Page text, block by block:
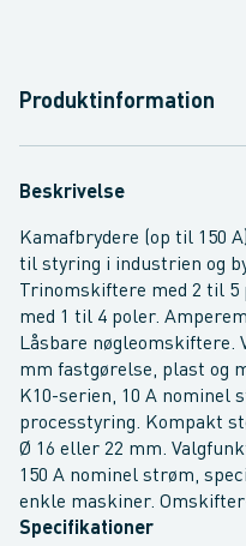
Produktinformation
Beskrivelse
Kamafbrydere (op til 150
til styring i industrien og
Trinomskiftere med 2 til
med 1 til 4 poler.
Låsbare nøgleomskiftere.
mm fastgørelse, plast og
K10-serien, 10 A nominel
processtyring. Kompakt
Ø 16 eller 22 mm.
150 A nominel strøm,
enkle maskiner.
Specifikationer